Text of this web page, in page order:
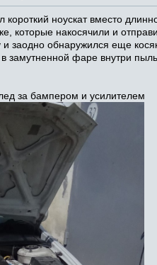
ноускат вместо
которые накосячили и
и заодно обнаружился еще
замутненной фаре внутри
за бампером и усилителем